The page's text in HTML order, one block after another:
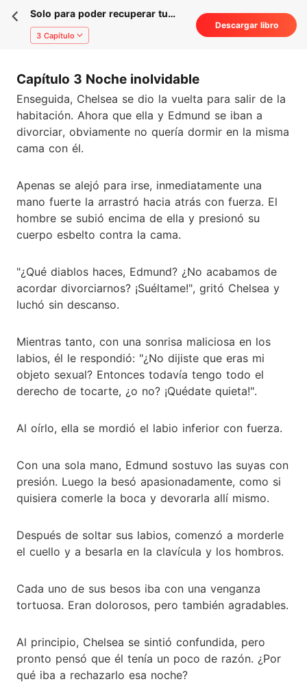
Solo para poder recuperar tu
amor
3 Capítulo
Descargar libro
Capítulo 3 Noche inolvidable
Enseguida, Chelsea se dio la vuelta para salir de la
habitación. Ahora que ella y Edmund se iban a
divorciar, obviamente no quería dormir en la misma
cama con él.
Apenas se alejó para irse, inmediatamente una
mano fuerte la arrastró hacia atrás con fuerza. El
hombre se subió encima de ella y presionó su
cuerpo esbelto contra la cama.
"¿Qué diablos haces, Edmund? ¿No acabamos de
acordar divorciarnos? ¡Suéltame!", gritó Chelsea y
luchó sin descanso.
Mientras tanto, con una sonrisa maliciosa en los
labios, él le respondió: "¿No dijiste que eras mi
objeto sexual? Entonces todavía tengo todo el
derecho de tocarte, ¿o no? ¡Quédate quieta!".
Al oírlo, ella se mordió el labio inferior con fuerza.
Con una sola mano, Edmund sostuvo las suyas con
presión. Luego la besó apasionadamente, como si
quisiera comerle la boca y devorarla allí mismo.
Después de soltar sus labios, comenzó a morderle
el cuello y a besarla en la clavícula y los hombros.
Cada uno de sus besos iba con una venganza
tortuosa. Eran dolorosos, pero también agradables.
Al principio, Chelsea se sintió confundida, pero
pronto pensó que él tenía un poco de razón. ¿Por
qué iba a rechazarlo esa noche?